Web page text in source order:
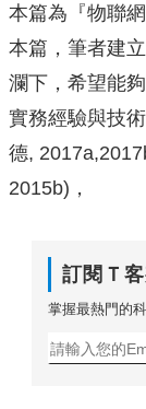
本篇為『物聯
本篇，筆者建
瀾下，希望能
實務經驗與技
德,
2015b)，
訂閱Ｔ
掌握最熱門的